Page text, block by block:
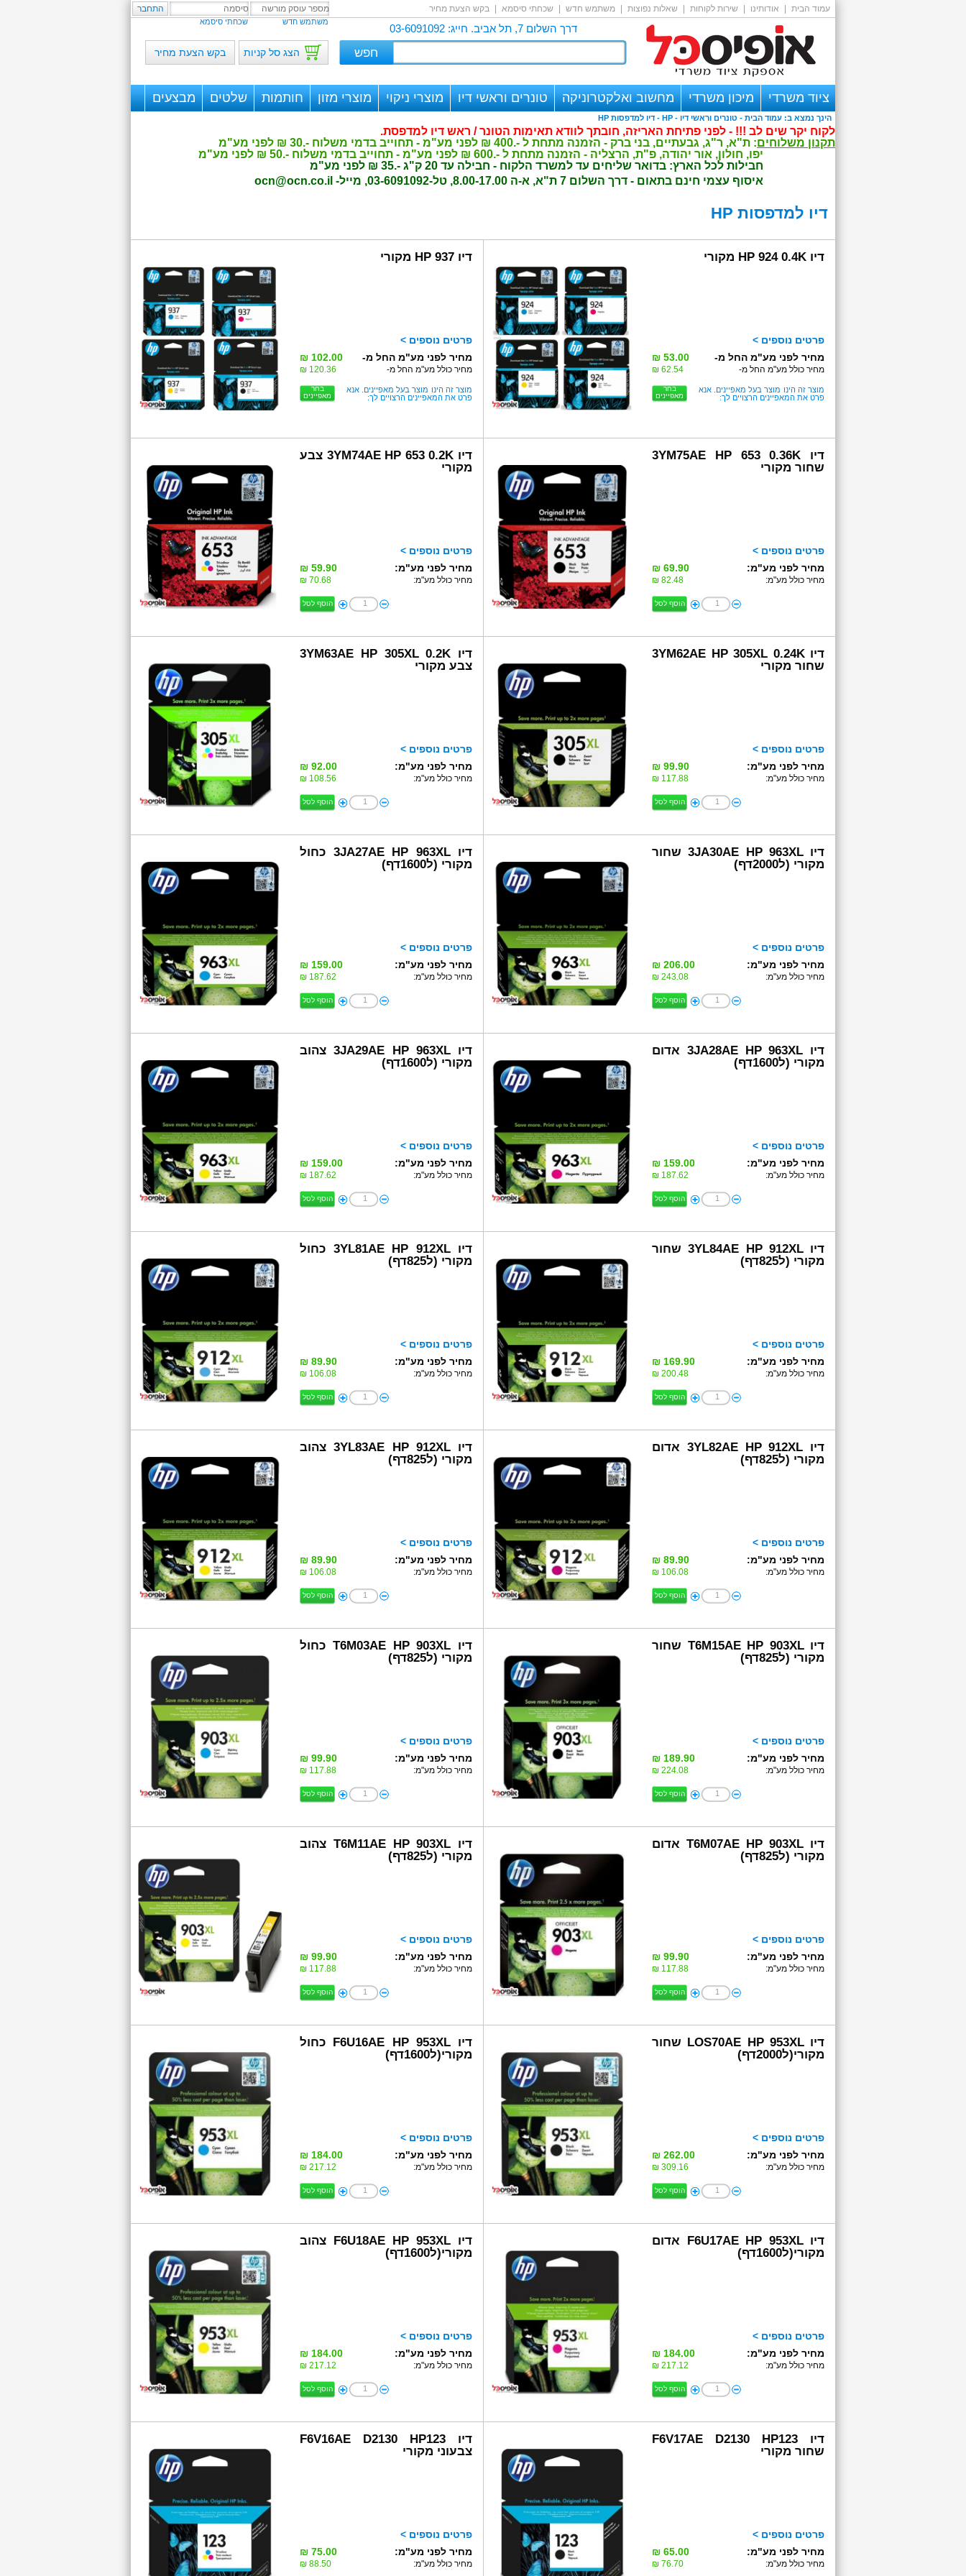
עמוד הבית אודותינו שירות לקוחות שאלות נפוצות משתמש חדש שכחתי סיסמא בקש הצעת מחיר
דרך השלום 7, תל אביב. חייג: 03-6091092
משתמש חדש שכחתי סיסמא
בקש הצעת מחיר הצג סל קניות
ציוד משרדי מיכון משרדי מחשוב ואלקטרוניקה טונרים וראשי דיו מוצרי ניקוי מוצרי מזון חותמות שלטים
מבצעים
אזור אישי
הינך נמצא ב: עמוד הבית - טונרים וראשי דיו - HP - דיו למדפסות HP
לקוח יקר שים לב !!! - לפני פתיחת האריזה, חובתך לוודא תאימות הטונר / ראש דיו למדפסת.
תקנון משלוחים: ת"א, ר"ג, גבעתיים, בני ברק - הזמנה מתחת ל -.400 ₪ לפני מע"מ - תחוייב בדמי משלוח -.30 ₪ לפני מע"מ
יפו, חולון, אור יהודה, פ"ת, הרצליה - הזמנה מתחת ל -.600 ₪ לפני מע"מ - תחוייב בדמי משלוח -.50 ₪ לפני מע"מ
חבילות לכל הארץ: בדואר שליחים עד למשרד הלקוח - חבילה עד 20 ק"ג -.35 ₪ לפני מע"מ
איסוף עצמי חינם בתאום - דרך השלום 7 ת"א, א-ה 8.00-17.00, טל-03-6091092, מייל-
ocn@ocn.co.il
דיו למדפסות HP
דיו HP 924 0.4K מקורי
פרטים נוספים >
מחיר לפני מע"מ החל מ-
53.00 ₪
מחיר כולל מע"מ החל מ- 62.54 ₪
בחר
מאפיינים
מוצר זה הינו מוצר בעל מאפיינים. אנא
פרט את המאפיינים הרצויים לך:
דיו HP 937 מקורי
פרטים נוספים >
מחיר לפני מע"מ החל מ-
102.00 ₪
מחיר כולל מע"מ החל מ- 120.36 ₪
בחר
מאפיינים
מוצר זה הינו מוצר בעל מאפיינים. אנא
פרט את המאפיינים הרצויים לך:
דיו 3YM75AE HP 653 0.36K
שחור מקורי
פרטים נוספים >
מחיר לפני מע"מ:
69.90 ₪
מחיר כולל מע"מ: 82.48 ₪
הוסף לסל
דיו 3YM74AE HP 653 0.2K צבע
מקורי
פרטים נוספים >
מחיר לפני מע"מ:
59.90 ₪
מחיר כולל מע"מ: 70.68 ₪
הוסף לסל
דיו 3YM62AE HP 305XL 0.24K
שחור מקורי
פרטים נוספים >
מחיר לפני מע"מ:
99.90 ₪
מחיר כולל מע"מ: 117.88 ₪
הוסף לסל
דיו 3YM63AE HP 305XL 0.2K
צבע מקורי
פרטים נוספים >
מחיר לפני מע"מ:
92.00 ₪
מחיר כולל מע"מ: 108.56 ₪
הוסף לסל
דיו 3JA30AE HP 963XL שחור
מקורי (ל2000דף)
פרטים נוספים >
מחיר לפני מע"מ:
206.00 ₪
מחיר כולל מע"מ: 243.08 ₪
הוסף לסל
דיו 3JA27AE HP 963XL כחול
מקורי (ל1600דף)
פרטים נוספים >
מחיר לפני מע"מ:
159.00 ₪
מחיר כולל מע"מ: 187.62 ₪
הוסף לסל
דיו 3JA28AE HP 963XL אדום
מקורי (ל1600דף)
פרטים נוספים >
מחיר לפני מע"מ:
159.00 ₪
מחיר כולל מע"מ: 187.62 ₪
הוסף לסל
דיו 3JA29AE HP 963XL צהוב
מקורי (ל1600דף)
פרטים נוספים >
מחיר לפני מע"מ:
159.00 ₪
מחיר כולל מע"מ: 187.62 ₪
הוסף לסל
דיו 3YL84AE HP 912XL שחור
מקורי (ל825דף)
פרטים נוספים >
מחיר לפני מע"מ:
169.90 ₪
מחיר כולל מע"מ: 200.48 ₪
הוסף לסל
דיו 3YL81AE HP 912XL כחול
מקורי (ל825דף)
פרטים נוספים >
מחיר לפני מע"מ:
89.90 ₪
מחיר כולל מע"מ: 106.08 ₪
הוסף לסל
דיו 3YL82AE HP 912XL אדום
מקורי (ל825דף)
פרטים נוספים >
מחיר לפני מע"מ:
89.90 ₪
מחיר כולל מע"מ: 106.08 ₪
הוסף לסל
דיו 3YL83AE HP 912XL צהוב
מקורי (ל825דף)
פרטים נוספים >
מחיר לפני מע"מ:
89.90 ₪
מחיר כולל מע"מ: 106.08 ₪
הוסף לסל
דיו T6M15AE HP 903XL שחור
מקורי (ל825דף)
פרטים נוספים >
מחיר לפני מע"מ:
189.90 ₪
מחיר כולל מע"מ: 224.08 ₪
הוסף לסל
דיו T6M03AE HP 903XL כחול
מקורי (ל825דף)
פרטים נוספים >
מחיר לפני מע"מ:
99.90 ₪
מחיר כולל מע"מ: 117.88 ₪
הוסף לסל
דיו T6M07AE HP 903XL אדום
מקורי (ל825דף)
פרטים נוספים >
מחיר לפני מע"מ:
99.90 ₪
מחיר כולל מע"מ: 117.88 ₪
הוסף לסל
דיו T6M11AE HP 903XL צהוב
מקורי (ל825דף)
פרטים נוספים >
מחיר לפני מע"מ:
99.90 ₪
מחיר כולל מע"מ: 117.88 ₪
הוסף לסל
דיו LOS70AE HP 953XL שחור
מקורי(ל2000דף)
פרטים נוספים >
מחיר לפני מע"מ:
262.00 ₪
מחיר כולל מע"מ: 309.16 ₪
הוסף לסל
דיו F6U16AE HP 953XL כחול
מקורי(ל1600דף)
פרטים נוספים >
מחיר לפני מע"מ:
184.00 ₪
מחיר כולל מע"מ: 217.12 ₪
הוסף לסל
דיו F6U17AE HP 953XL אדום
מקורי(ל1600דף)
פרטים נוספים >
מחיר לפני מע"מ:
184.00 ₪
מחיר כולל מע"מ: 217.12 ₪
הוסף לסל
דיו F6U18AE HP 953XL צהוב
מקורי(ל1600דף)
פרטים נוספים >
מחיר לפני מע"מ:
184.00 ₪
מחיר כולל מע"מ: 217.12 ₪
הוסף לסל
דיו F6V17AE D2130 HP123
שחור מקורי
פרטים נוספים >
מחיר לפני מע"מ:
65.00 ₪
מחיר כולל מע"מ: 76.70 ₪
דיו F6V16AE D2130 HP123
צבעוני מקורי
פרטים נוספים >
מחיר לפני מע"מ:
75.00 ₪
מחיר כולל מע"מ: 88.50 ₪